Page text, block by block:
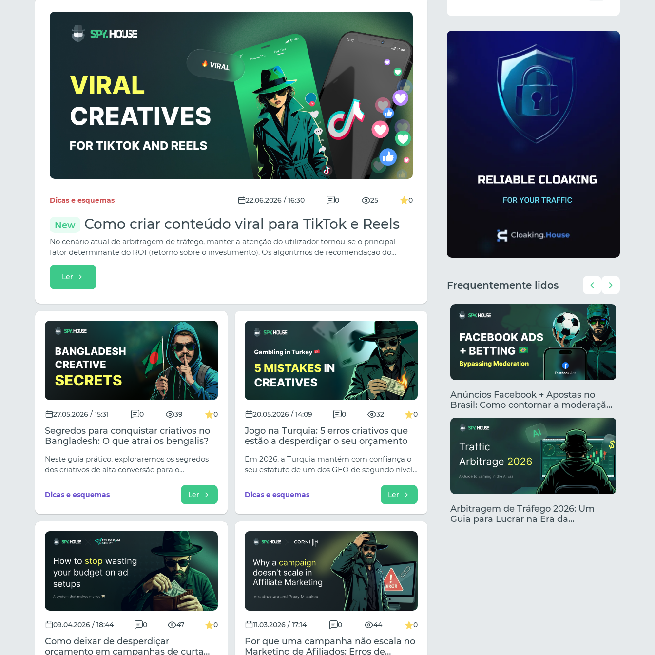
Dicas e esquemas 22.06.2026 / 16:30 0 25 0
New Como criar conteúdo viral para TikTok e Reels
No cenário atual de arbitragem de tráfego, manter a atenção do utilizador tornou-se o principal
fator determinante do ROI (retorno sobre o investimento). Os algoritmos de recomendação do
TikTok, Instagram Reels e YouTube Shorts filtram impiedosamente os vídeos que não conseguem
envolver os espectadores nos primeiros três segundos.
Ler
27.05.2026 / 15:31 0 39 0
Segredos para conquistar criativos no
Bangladesh: O que atrai os bengalis?
Neste guia prático, exploraremos os segredos
dos criativos de alta conversão para o
populares e forneceremos modelos prontos
para os seus designers.
Dicas e esquemas Ler
20.05.2026 / 14:09 0 32 0
Jogo na Turquia: 5 erros criativos que
estão a desperdiçar o seu orçamento
Em 2026, a Turquia mantém com confiança o
seu estatuto de um dos GEO de segundo nível
jogo. A população local é caracterizada por
uma incrível paixão, emotividade e vontade de
correr riscos em busca de dinheiro fácil, apesar
da prolongada crise económica.
Dicas e esquemas Ler
09.04.2026 / 18:44 0 47 0
Como deixar de desperdiçar
orçamento em campanhas de curta
11.03.2026 / 17:14 0 44 0
Por que uma campanha não escala no
Marketing de Afiliados: Erros de
Frequentemente lidos
Apostas no TikTok com Spy.House:
lançar combinações lucrativas em
2026
Anúncios Facebook + Apostas no
Brasil: Como contornar a moderação
e criar anúncios clicáveis
Arbitragem de Tráfego 2026: Um
Guia para Lucrar na Era da